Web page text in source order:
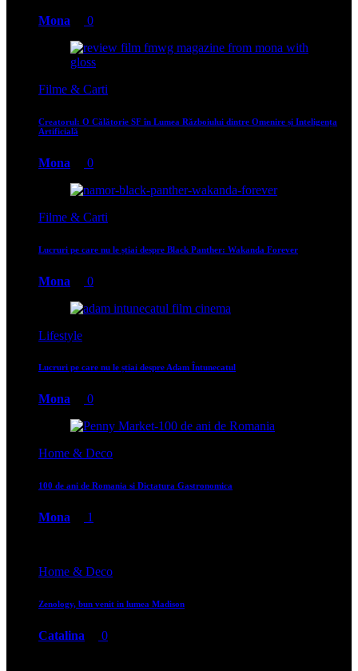
Mona 0
Filme & Carti
Creatorul: O Călătorie SF în Lumea Războiului dintre Omenire și Inteligența
Artificială
Mona 0
Filme & Carti
Lucruri pe care nu le știai despre Black Panther: Wakanda Forever
Mona 0
Lifestyle
Lucruri pe care nu le știai despre Adam Întunecatul
Mona 0
Home & Deco
100 de ani de Romania si Dictatura Gastronomica
Mona 1
Home & Deco
Zenology, bun venit in lumea Madison
Catalina 0